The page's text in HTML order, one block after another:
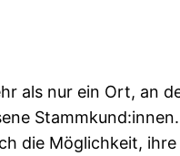
als nur ein Ort, an
die Möglichkeit,